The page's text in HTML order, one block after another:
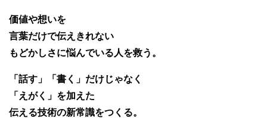
価値や想いを
言葉だけで伝えきれない
もどかしさに悩んでいる人を救う。
「話す」「書く」だけじゃなく
「えがく」を加えた
伝える技術の新常識をつくる。